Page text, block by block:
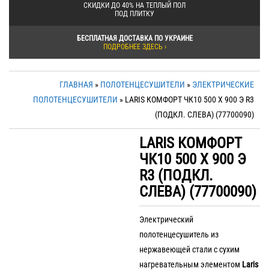
СКИДКИ ДО 40% НА ТЕПЛЫЙ ПОЛ
ПОД ПЛИТКУ
БЕСПЛАТНАЯ ДОСТАВКА ПО УКРАИНЕ
ПОДРОБНЕЕ ЗДЕСЬ ›
ГЛАВНАЯ » ПОЛОТЕНЦЕСУШИТЕЛИ » ЭЛЕКТРИЧЕСКИЕ
ПОЛОТЕНЦЕСУШИТЕЛИ » LARIS КОМФОРТ ЧК10 500 Х 900 Э R3
(ПОДКЛ. СЛЕВА) (77700090)
LARIS КОМФОРТ
ЧК10 500 Х 900 Э
R3 (ПОДКЛ.
СЛЕВА) (77700090)
Электрический
полотенцесушитель из
нержавеющей стали с сухим
нагревательным элементом Laris